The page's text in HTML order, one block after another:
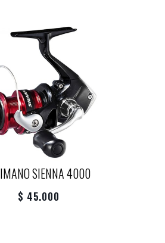
SIENNA 4000
$ 45.000